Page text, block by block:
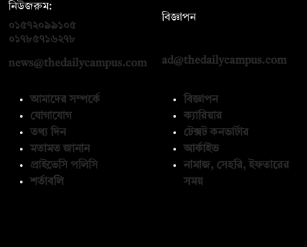
নিউজরুম:
০১৫৭২০৯৯১০৫
০১৭৮৫৭১৬২৭৮
news@thedailycampus.com
বিজ্ঞাপন
ad@thedailycampus.com
আমাদের সম্পর্কে
যোগাযোগ
তথ্য দিন
মতামত জানান
প্রাইভেসি পলিসি
শর্তাবলি
বিজ্ঞাপন
ক্যারিয়ার
টেক্সট কনভার্টার
আর্কাইভ
নামাজ, সেহরি, ইফতারের
সময়